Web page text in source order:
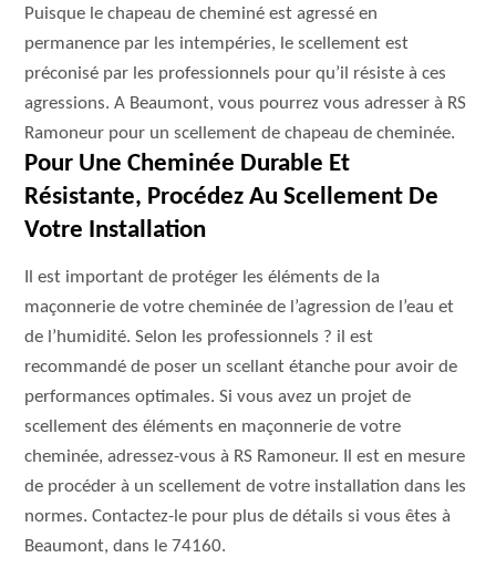
Puisque le chapeau de cheminé est agressé en
permanence par les intempéries, le scellement est
préconisé par les professionnels pour qu’il résiste à ces
agressions. A Beaumont, vous pourrez vous adresser à RS
Ramoneur pour un scellement de chapeau de cheminée.
Pour Une Cheminée Durable Et
Résistante, Procédez Au Scellement De
Votre Installation
Il est important de protéger les éléments de la
maçonnerie de votre cheminée de l’agression de l’eau et
de l’humidité. Selon les professionnels ? il est
recommandé de poser un scellant étanche pour avoir de
performances optimales. Si vous avez un projet de
scellement des éléments en maçonnerie de votre
cheminée, adressez-vous à RS Ramoneur. Il est en mesure
de procéder à un scellement de votre installation dans les
normes. Contactez-le pour plus de détails si vous êtes à
Beaumont, dans le 74160.